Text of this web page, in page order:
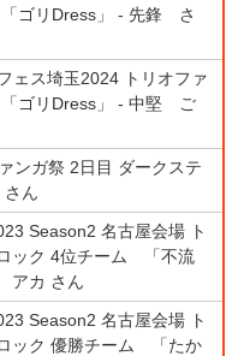
ゴリDress」 - 先鋒 さ
ェス埼玉2024 トリオファ
ゴリDress」 - 中堅 ご
ンガ祭 2日目 ダークステ
さん
Season2 名古屋会場 ト
ック 4位チーム 「不流
アカ さん
Season2 名古屋会場 ト
ック 優勝チーム 「たか